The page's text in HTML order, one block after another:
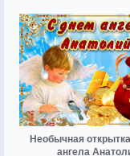
Необычная
ангела